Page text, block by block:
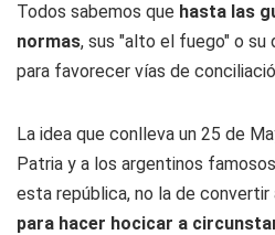
Todos sabemos que hasta las
normas, sus "alto el fuego" o su
para favorecer vías de
La idea que conlleva un 25 de
Patria y a los argentinos
esta república, no la de convertir
para hacer hocicar a